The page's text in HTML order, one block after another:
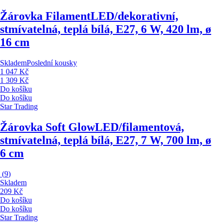
Žárovka FilamentLED/dekorativní,
stmívatelná, teplá bílá, E27, 6 W, 420 lm, ø
16 cm
SklademPoslední kousky
1 047 Kč
1 309 Kč
Do košíku
Do košíku
Star Trading
Žárovka Soft GlowLED/filamentová,
stmívatelná, teplá bílá, E27, 7 W, 700 lm, ø
6 cm
(9)
Skladem
209 Kč
Do košíku
Do košíku
Star Trading